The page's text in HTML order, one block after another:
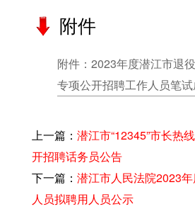
附件
附件：2023年度潜江市退
专项公开招聘工作人员笔
上一篇： 潜江市“12345”市长热
开招聘话务员公告
下一篇： 潜江市人民法院2023
人员拟聘用人员公示